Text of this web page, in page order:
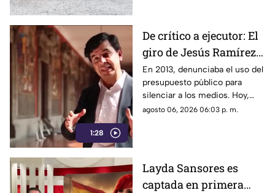
1:28
De crítico a ejecutor: El
giro de Jesús Ramírez
Cuevas sobre la
censura y la publicidad
oficial
En 2013, denunciaba el uso del
presupuesto público para
silenciar a los medios. Hoy,
Jesús Ramírez Cuevas es
agosto 06, 2026 06:03 p. m.
Layda Sansores es
captada en primera